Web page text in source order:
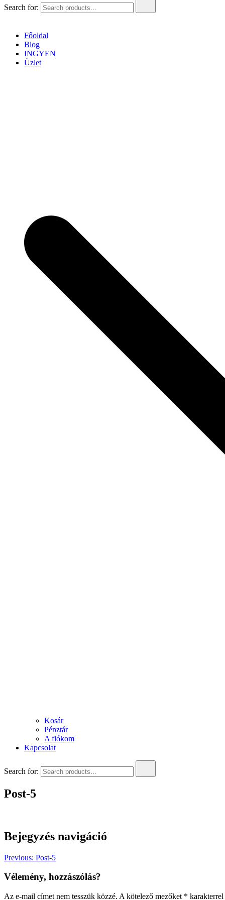
Search for:
Főoldal
Blog
INGYEN
Üzlet
Kosár
Pénztár
A fiókom
Kapcsolat
Search for:
Post-5
Bejegyzés navigáció
Previous: Post-5
Vélemény, hozzászólás?
Az e-mail címet nem tesszük közzé. A kötelező mezőket *